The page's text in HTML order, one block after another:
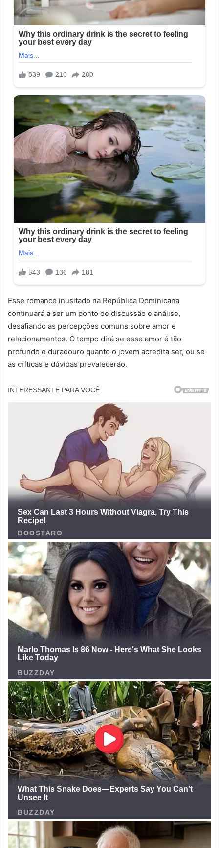
Esse romance inusitado na República Dominicana
continuará a ser um ponto de discussão e análise,
desafiando as percepções comuns sobre amor e
relacionamentos. O tempo dirá se esse amor é tão
profundo e duradouro quanto o jovem acredita ser, ou se
as críticas e dúvidas prevalecerão.